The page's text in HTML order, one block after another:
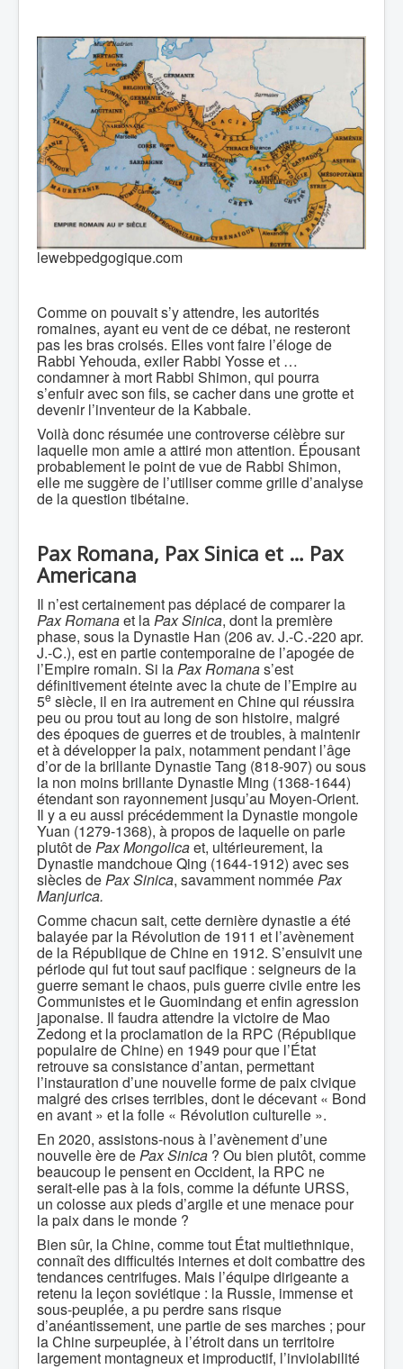
lewebpedgogique.com
Comme on pouvait s’y attendre, les autorités
romaines, ayant eu vent de ce débat, ne resteront
pas les bras croisés. Elles vont faire l’éloge de
Rabbi Yehouda, exiler Rabbi Yosse et …
condamner à mort Rabbi Shimon, qui pourra
s’enfuir avec son fils, se cacher dans une grotte et
devenir l’inventeur de la Kabbale.
Voilà donc résumée une controverse célèbre sur
laquelle mon amie a attiré mon attention. Épousant
probablement le point de vue de Rabbi Shimon,
elle me suggère de l’utiliser comme grille d’analyse
de la question tibétaine.
Pax Romana, Pax Sinica et … Pax
Americana
Il n’est certainement pas déplacé de comparer la
Pax Romanaet laPax Sinica, dont la première
phase, sous la Dynastie Han (206 av. J.-C.-220 apr.
J.-C.), est en partie contemporaine de l’apogée de
l’Empire romain. Si laPax Romanas’est
définitivement éteinte avec la chute de l’Empire au
5e siècle, il en ira autrement en Chine qui réussira
peu ou prou tout au long de son histoire, malgré
des époques de guerres et de troubles, à maintenir
et à développer la paix, notamment pendant l’âge
d’or de la brillante Dynastie Tang (818-907) ou sous
la non moins brillante Dynastie Ming (1368-1644)
étendant son rayonnement jusqu’au Moyen-Orient.
Il y a eu aussi précédemment la Dynastie mongole
Yuan (1279-1368), à propos de laquelle on parle
plutôt dePax Mongolicaet, ultérieurement, la
Dynastie mandchoue Qing (1644-1912) avec ses
siècles dePax Sinica, savamment nomméePax
Manjurica.
Comme chacun sait, cette dernière dynastie a été
balayée par la Révolution de 1911 et l’avènement
de la République de Chine en 1912. S’ensuivit une
période qui fut tout sauf pacifique : seigneurs de la
guerre semant le chaos, puis guerre civile entre les
Communistes et le Guomindang et enfin agression
japonaise. Il faudra attendre la victoire de Mao
Zedong et la proclamation de la RPC (République
populaire de Chine) en 1949 pour que l’État
retrouve sa consistance d’antan, permettant
l’instauration d’une nouvelle forme de paix civique
malgré des crises terribles, dont le décevant « Bond
en avant » et la folle « Révolution culturelle ».
En 2020, assistons-nous à l’avènement d’une
nouvelle ère dePax Sinica ? Ou bien plutôt, comme
beaucoup le pensent en Occident, la RPC ne
serait-elle pas à la fois, comme la défunte URSS,
un colosse aux pieds d’argile et une menace pour
la paix dans le monde ?
Bien sûr, la Chine, comme tout État multiethnique,
connaît des difficultés internes et doit combattre des
tendances centrifuges. Mais l’équipe dirigeante a
retenu la leçon soviétique : la Russie, immense et
sous-peuplée, a pu perdre sans risque
d’anéantissement, une partie de ses marches ; pour
la Chine surpeuplée, à l’étroit dans un territoire
largement montagneux et improductif, l’inviolabilité